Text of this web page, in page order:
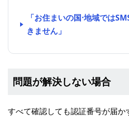
「お住まいの国⋅地域では
きません」
問題が解決しない場合
すべて確認しても認証番号が届